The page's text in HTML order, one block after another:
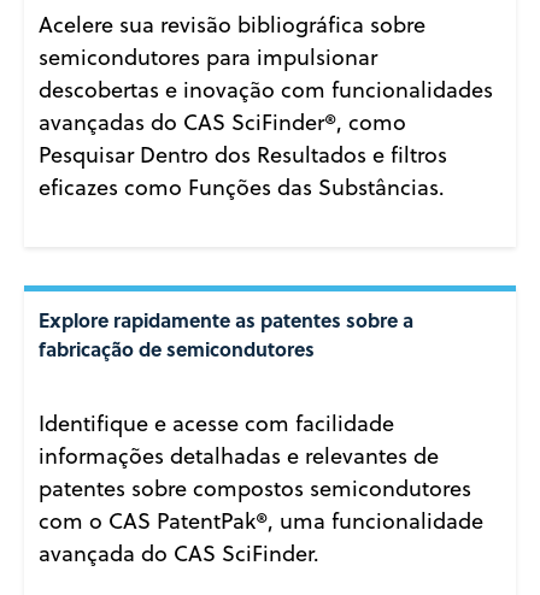
Acelere sua revisão bibliográfica sobre
semicondutores para impulsionar
descobertas e inovação com funcionalidades
avançadas do CAS SciFinder®, como
Pesquisar Dentro dos Resultados e filtros
eficazes como Funções das Substâncias.
Explore rapidamente as patentes sobre a
fabricação de semicondutores
Identifique e acesse com facilidade
informações detalhadas e relevantes de
patentes sobre compostos semicondutores
com o CAS PatentPak®, uma funcionalidade
avançada do CAS SciFinder.